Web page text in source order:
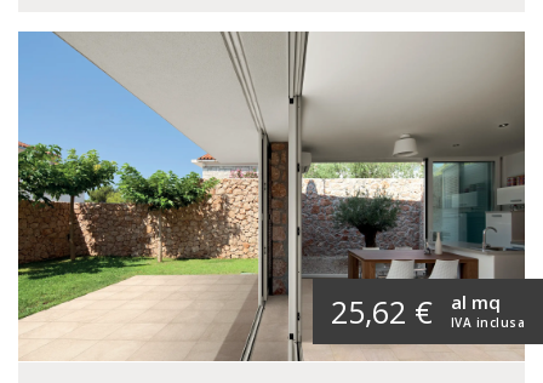
25,62 € IVA inclusa
al mq